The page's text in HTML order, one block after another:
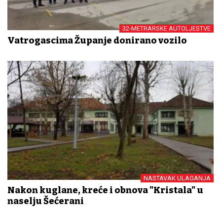
32-METRARSKE AUTOLJESTVE
Vatrogascima Županje donirano vozilo
NASTAVAK ULAGANJA
Nakon kuglane, kreće i obnova "Kristala" u
naselju Šećerani